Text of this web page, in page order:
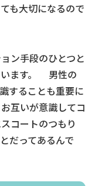
も大切になるので
ン手段のひとつと
います。 男性の
することも重要に
互いが意識してコ
コートのつもり
だってあるんで